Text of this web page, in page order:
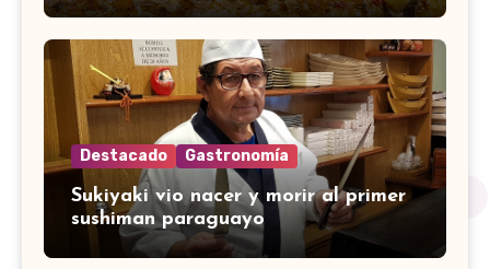
Destacado Gastronomía
Sukiyaki vio nacer y morir al primer
sushiman paraguayo